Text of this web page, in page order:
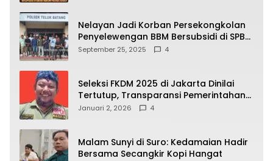
Nelayan Jadi Korban Persekongkolan
Penyelewengan BBM Bersubsidi di SPBU
64.78809 Teluk Batang
September 25, 2025 4
Seleksi FKDM 2025 di Jakarta Dinilai
Tertutup, Transparansi Pemerintahan
Pramono–Rano Dipertanyakan
Januari 2, 2026 4
Malam Sunyi di Suro: Kedamaian Hadir
Bersama Secangkir Kopi Hangat